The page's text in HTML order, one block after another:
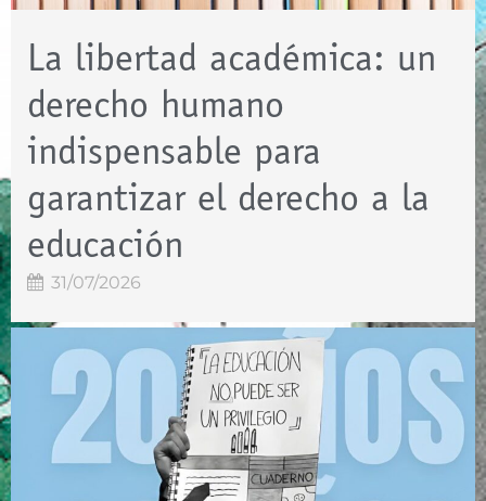
La libertad académica: un
derecho humano
indispensable para
garantizar el derecho a la
educación
31/07/2026